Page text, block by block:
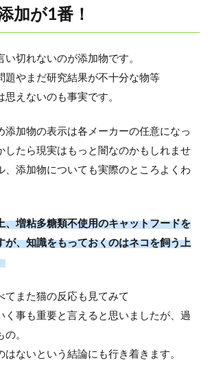
加が1番！
切れないのが添加物です。
題やまだ研究結果が不十分な物等
えないのも事実です。
添加物の表示は各メーカーの任意になっ
したら現実はもっと闇なのかもしれませ
、添加物についても実際のところよくわ
、増粘多糖類不使用のキャットフードを
が、知識をもっておくのはネコを飼う上
てまた猫の反応も見てみて
く事も重要と言えると思いましたが、過
。
ないという結論にも行き着きます。